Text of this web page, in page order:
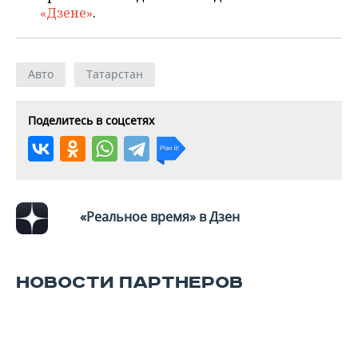
«Дзене».
Авто Татарстан
Поделитесь в соцсетях
«Реальное время» в Дзен
НОВОСТИ ПАРТНЕРОВ